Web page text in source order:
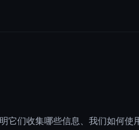
它们收集哪些信息、我们如何使